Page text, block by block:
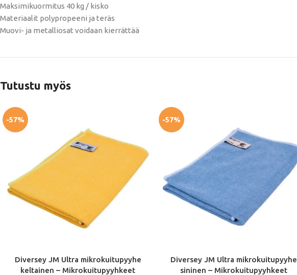
Maksimikuormitus 40 kg / kisko
Materiaalit polypropeeni ja teräs
Muovi- ja metalliosat voidaan kierrättää
Tutustu myös
-57%
Diversey JM Ultra mikrokuitupyyhe
keltainen – Mikrokuitupyyhkeet
-57%
Diversey JM Ultra mikrokuitupyyhe
sininen – Mikrokuitupyyhkeet